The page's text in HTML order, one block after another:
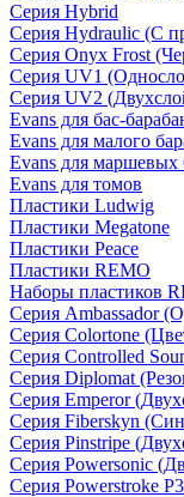
Серия Hybrid
Серия Hydraulic (С
Серия Onyx Frost
Серия UV1
Серия UV2
Evans для бас-
Evans для малого
Evans для маршевых
Evans для томов
Пластики Ludwig
Пластики Megatone
Пластики Peace
Пластики REMO
Наборы пластиков
Серия Ambassador
Серия Colortone
Серия Controlled
Серия Diplomat
Серия Emperor
Серия Fiberskyn
Серия Pinstripe
Серия Powersonic
Серия Powerstroke